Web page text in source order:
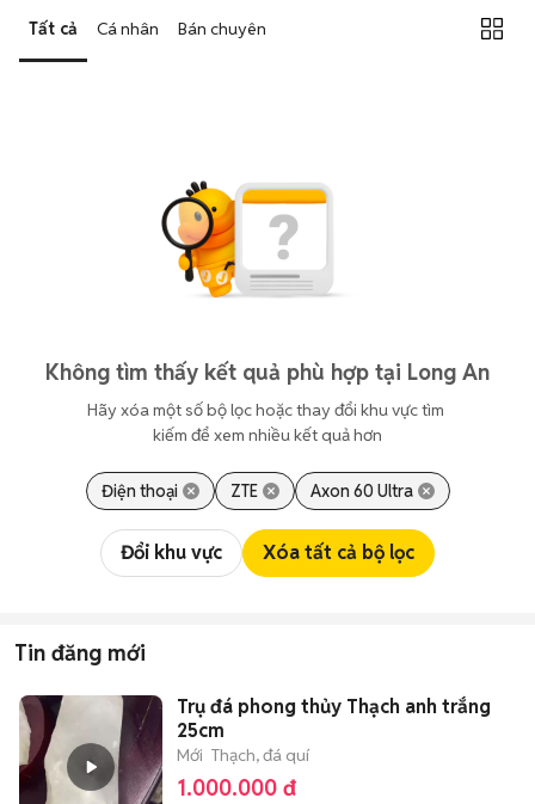
Tất cả Cá nhân Bán chuyên
Không tìm thấy kết quả phù hợp tại Long An
Hãy xóa một số bộ lọc hoặc thay đổi khu vực tìm
kiếm để xem nhiều kết quả hơn
Điện thoại ZTE Axon 60 Ultra
Đổi khu vực Xóa tất cả bộ lọc
Tin đăng mới
Trụ đá phong thủy Thạch anh trắng
25cm
Mới Thạch, đá quí
1.000.000 đ